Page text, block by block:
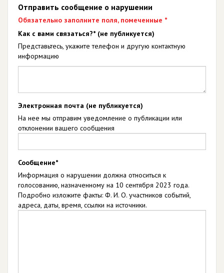
Отправить сообщение о нарушении
Обязательно заполните поля, помеченные *
Как с вами связаться?* (не публикуется)
Представьтесь, укажите телефон и другую контактную
информацию
Электронная почта (не публикуется)
На нее мы отправим уведомление о публикации или
отклонении вашего сообщения
Сообщение*
Информация о нарушении должна относиться к
голосованию, назначенному на 10 сентября 2023 года.
Подробно изложите факты: Ф. И. О. участников событий,
адреса, даты, время, ссылки на источники.